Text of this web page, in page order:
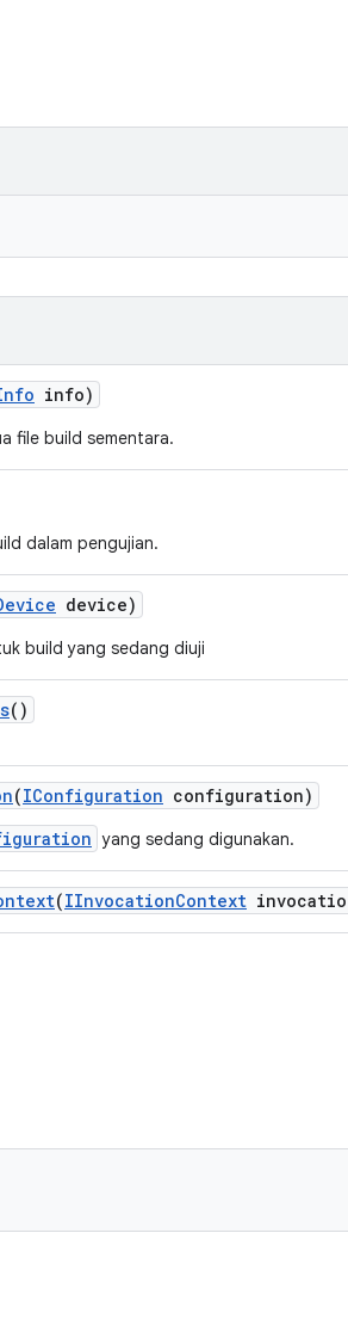
info)
file build sementara.
dalam pengujian.
device)
build yang sedang diuji
()
(IConfiguration configuration)
yang sedang digunakan.
(IInvocationContext